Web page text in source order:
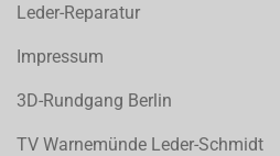
Leder-Reparatur
Impressum
3D-Rundgang Berlin
TV Warnemünde Leder-Schmidt